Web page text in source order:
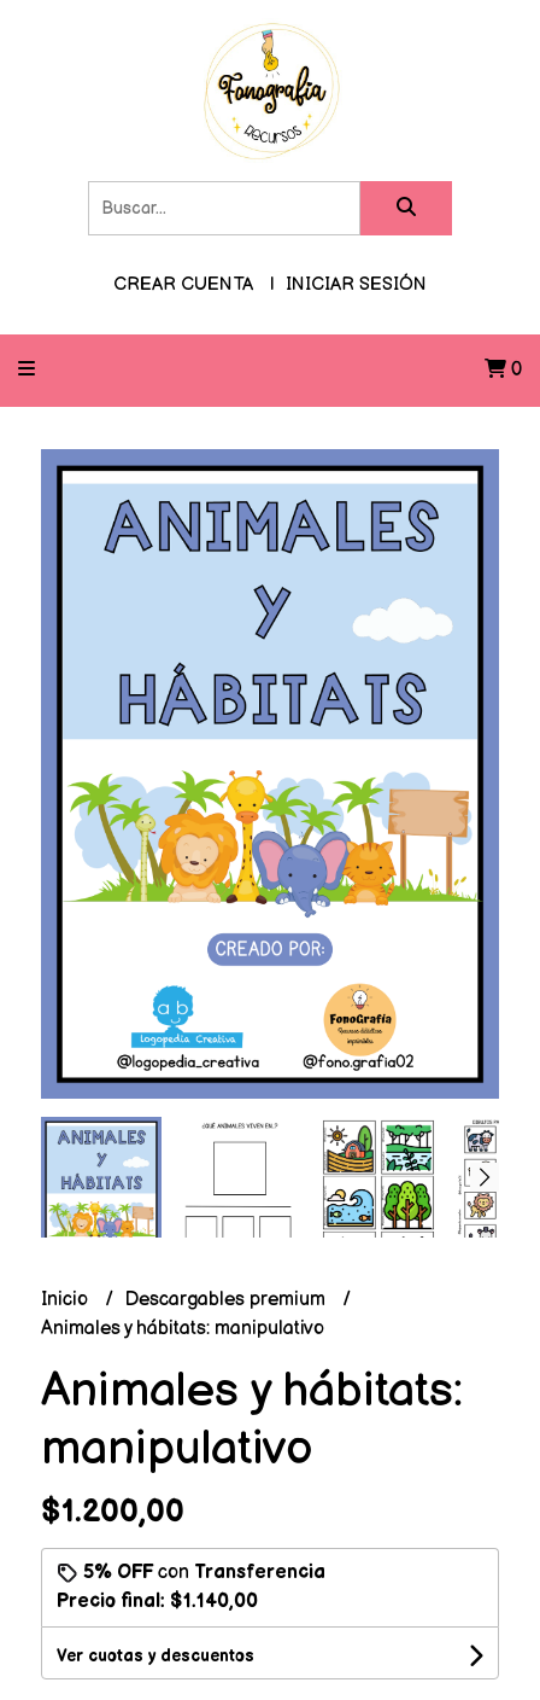
CREAR CUENTA INICIAR SESIÓN
0
Inicio
Descargables premium
Animales y hábitats: manipulativo
Animales y hábitats:
manipulativo
$1.200,00
5% OFFcon Transferencia
Precio final: $1.140,00
Ver cuotas y descuentos